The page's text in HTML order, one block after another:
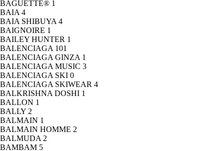
BAGUETTE® 1
BAIA 4
BAIA SHIBUYA 4
BAIGNOIRE 1
BAILEY HUNTER 1
BALENCIAGA 101
BALENCIAGA GINZA 1
BALENCIAGA MUSIC 3
BALENCIAGA SKI 0
BALENCIAGA SKIWEAR 4
BALKRISHNA DOSHI 1
BALLON 1
BALLY 2
BALMAIN 1
BALMAIN HOMME 2
BALMUDA 2
BAMBAM 5